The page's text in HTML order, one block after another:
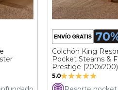
Colchón King
Pocket Stearns &
Prestige (200x200)
Valoración:
100%
5.0